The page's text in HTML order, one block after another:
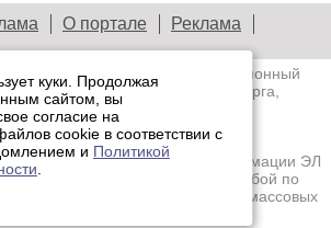
О портале
Реклама
Лениздат.Ру
— информационный
медиасообщества Санкт-Петербурга,
региона.
содержания сайта.
средства массовой информации ЭЛ
10.03.2026 Федеральной службой по
информационных технологий и массовых
куки. Продолжая
сайтом, вы
согласие на
cookie в соответствии с
и Политикой